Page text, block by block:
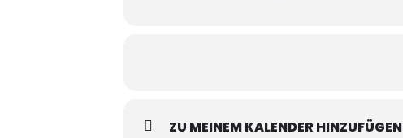
ZU MEINEM KALENDER HINZUFÜGEN